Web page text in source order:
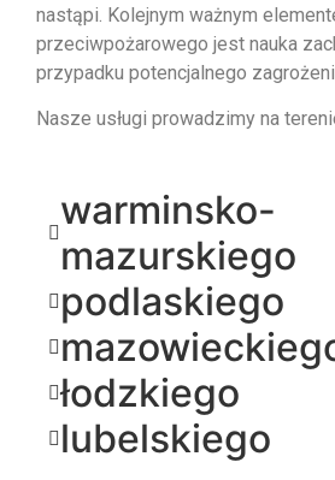
nastąpi. Kolejnym ważnym
przeciwpożarowego jest nauka
przypadku potencjalnego
Nasze usługi prowadzimy na
warminsko-
mazurskiego
podlaskiego
łodzkiego
lubelskiego